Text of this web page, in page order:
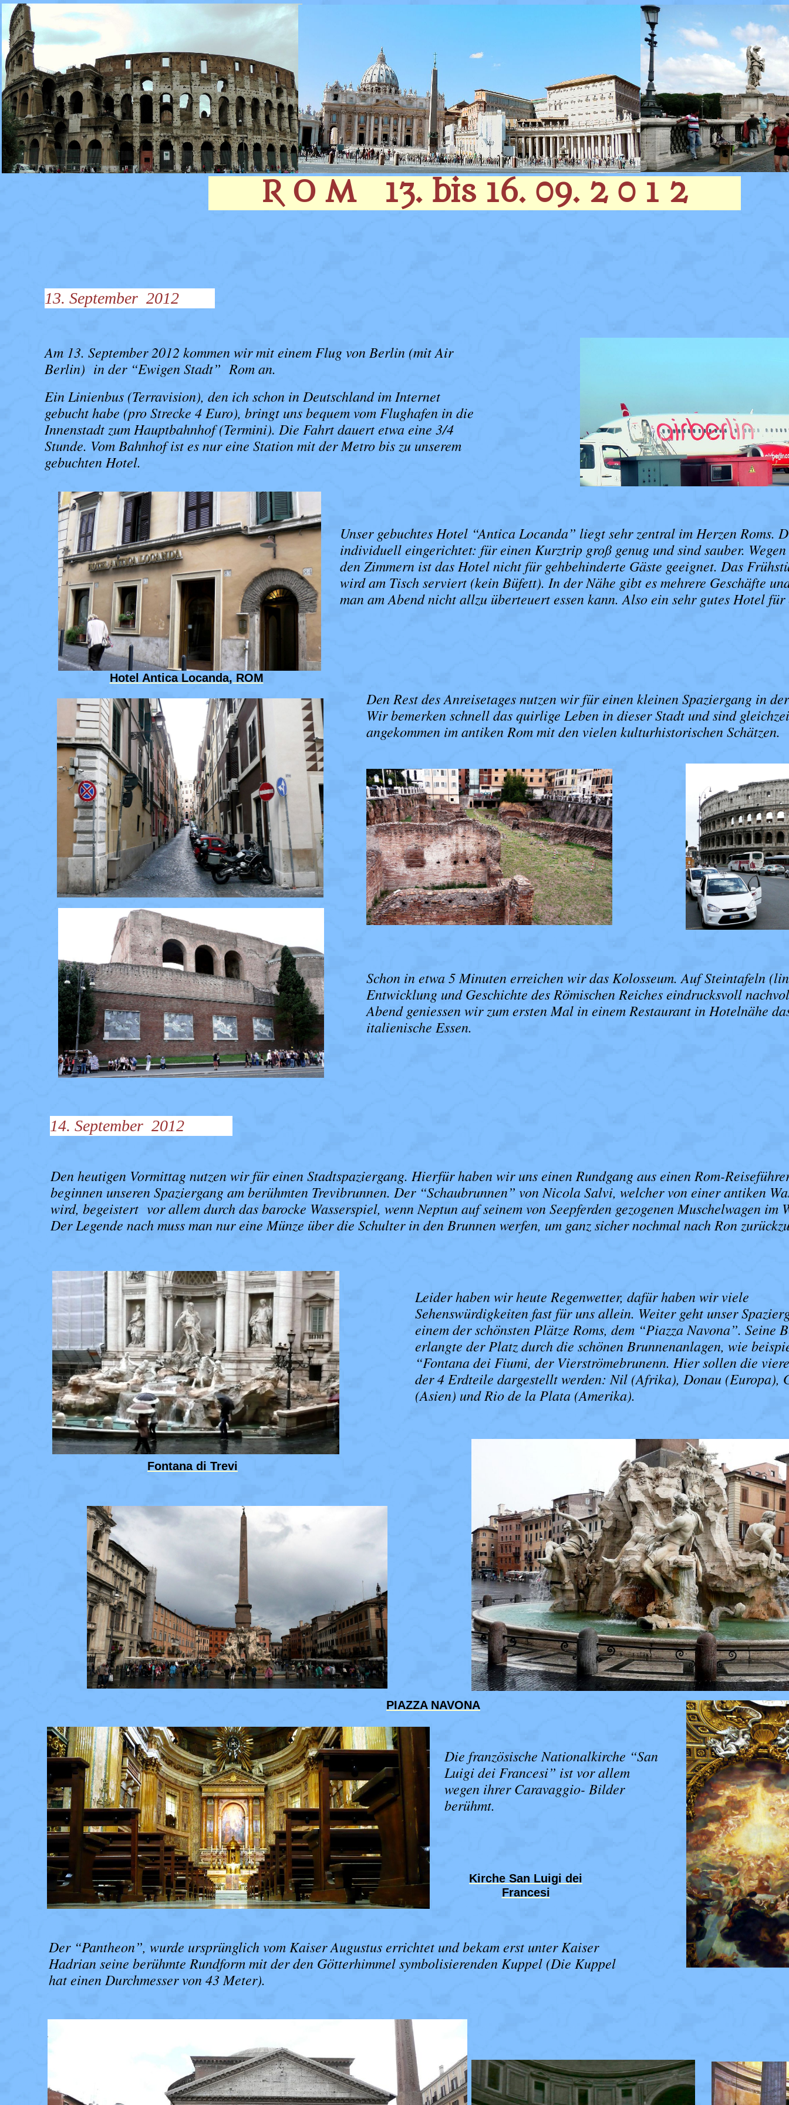
R O M 13. bis 16. 09. 2 0 1 2
Am 13. September 2012 kommen wir mit einem Flug von Berlin (mit Air
Berlin) in der “Ewigen Stadt” Rom an.
Ein Linienbus (Terravision), den ich schon in Deutschland im Internet
gebucht habe (pro Strecke 4 Euro), bringt uns bequem vom Flughafen in die
Innenstadt zum Hauptbahnhof (Termini). Die Fahrt dauert etwa eine 3/4
Stunde. Vom Bahnhof ist es nur eine Station mit der Metro bis zu unserem
gebuchten Hotel.
Unser gebuchtes Hotel “Antica Locanda” liegt sehr zentral im Herzen Roms.
individuell eingerichtet: für einen Kurztrip groß genug und sind sauber.
den Zimmern ist das Hotel nicht für gehbehinderte Gäste geeignet. Das
wird am Tisch serviert (kein Büfett). In der Nähe gibt es mehrere Geschäfte
man am Abend nicht allzu überteuert essen kann. Also ein sehr gutes Hotel für
Den Rest des Anreisetages nutzen wir für einen kleinen Spaziergang in
Wir bemerken schnell das quirlige Leben in dieser Stadt und sind
angekommen im antiken Rom mit den vielen kulturhistorischen Schätzen.
Schon in etwa 5 Minuten erreichen wir das Kolosseum. Auf Steintafeln
Entwicklung und Geschichte des Römischen Reiches eindrucksvoll
Abend geniessen wir zum ersten Mal in einem Restaurant in Hotelnähe
italienische Essen.
Den heutigen Vormittag nutzen wir für einen Stadtspaziergang. Hierfür haben wir uns einen Rundgang aus einen Rom-
beginnen unseren Spaziergang am berühmten Trevibrunnen. Der “Schaubrunnen” von Nicola Salvi, welcher von einer antiken
wird, begeistert vor allem durch das barocke Wasserspiel, wenn Neptun auf seinem von Seepferden gezogenen Muschelwagen im
Der Legende nach muss man nur eine Münze über die Schulter in den Brunnen werfen, um ganz sicher nochmal nach Ron
Leider haben wir heute Regenwetter, dafür haben wir viele
Sehenswürdigkeiten fast für uns allein. Weiter geht unser
einem der schönsten Plätze Roms, dem “Piazza Navona”. Seine
erlangte der Platz durch die schönen Brunnenanlagen, wie
“Fontana dei Fiumi, der Vierströmebrunenn. Hier sollen die
der 4 Erdteile dargestellt werden: Nil (Afrika), Donau (Europa),
(Asien) und Rio de la Plata (Amerika).
Die französische Nationalkirche “San
Luigi dei Francesi” ist vor allem
wegen ihrer Caravaggio- Bilder
berühmt.
Der “Pantheon”, wurde ursprünglich vom Kaiser Augustus errichtet und bekam erst unter Kaiser
Hadrian seine berühmte Rundform mit der den Götterhimmel symbolisierenden Kuppel (Die Kuppel
hat einen Durchmesser von 43 Meter).
13. September 2012
Hotel Antica Locanda, ROM
14. September 2012
Fontana di Trevi
PIAZZA NAVONA
Kirche San Luigi dei
Francesi